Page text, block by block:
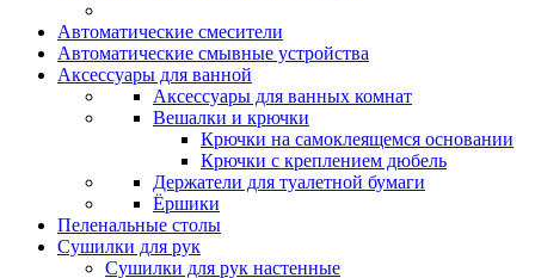
Автоматические смесители
Автоматические смывные устройства
Аксессуары для ванной
Аксессуары для ванных комнат
Вешалки и крючки
Крючки на самоклеящемся основании
Крючки с креплением дюбель
Держатели для туалетной бумаги
Ёршики
Пеленальные столы
Сушилки для рук
Сушилки для рук настенные